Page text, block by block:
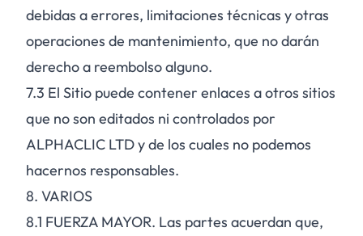
debidas a errores, limitaciones técnicas y otras
operaciones de mantenimiento, que no darán
derecho a reembolso alguno.
7.3 El Sitio puede contener enlaces a otros sitios
que no son editados ni controlados por
ALPHACLIC LTD y de los cuales no podemos
hacernos responsables.
8. VARIOS
8.1 FUERZA MAYOR. Las partes acuerdan que,